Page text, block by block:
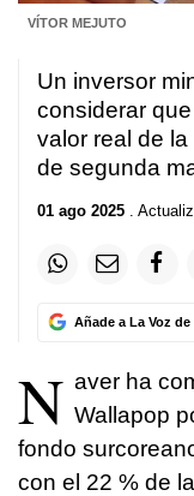
VÍTOR MEJUTO
Un inversor
considerar
valor real de
de segunda
01 ago 2025 .
Añade a La Voz
N aver ha
Wallapop
fondo
con el 22 % de